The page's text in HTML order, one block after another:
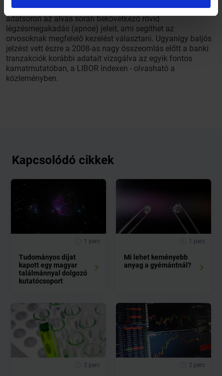
volt, megtalálta például egy a szív működését figyelő EEG
adatsoron az alvás során bekövetkező rövid
légzésmegakadás (apnoe) jeleit, ami segíthet az
orvosoknak megfelelő kezelést választani. Ugyanígy baljós
jelzést vett észre a 2008-as nagy összeomlás előtt a banki
tranzakciók korábbi adatait vizsgálva az egyik fontos
kamatmutatóban, a LIBOR indexen - olvasható a
közleményben.
Kapcsolódó cikkek
1 perc
Tudományos díjat
kapott egy magyar
találmánnyal dolgozó
kutatócsoport
1 perc
Mi lehet keményebb
anyag a gyémántnál?
2 perc 2 perc